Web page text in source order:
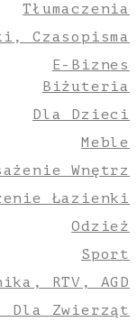
Tłumaczenia
Czasopisma
E-Biznes
Biżuteria
Dla Dzieci
Meble
Wnętrz
Łazienki
Odzież
Sport
RTV, AGD
Dla Zwierząt